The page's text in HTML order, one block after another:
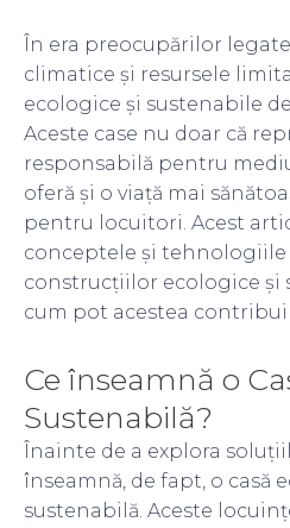
În era preocupărilor
climatice și resursele
ecologice și sustenabile
Aceste case nu doar că
responsabilă pentru
oferă și o viață mai
pentru locuitori. Acest
conceptele și tehnologiile
construcțiilor ecologice și
cum pot acestea
Ce înseamnă o
Sustenabilă?
Înainte de a explora
înseamnă, de fapt, o casă
sustenabilă. Aceste